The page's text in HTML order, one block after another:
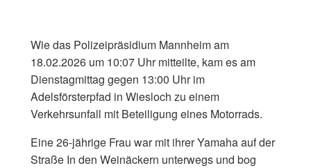
Wie das Polizeipräsidium Mannheim am
18.02.2026 um 10:07 Uhr mitteilte, kam es am
Dienstagmittag gegen 13:00 Uhr im
Adelsförsterpfad in Wiesloch zu einem
Verkehrsunfall mit Beteiligung eines Motorrads.
Eine 26-jährige Frau war mit ihrer Yamaha auf der
Straße In den Weinäckern unterwegs und bog